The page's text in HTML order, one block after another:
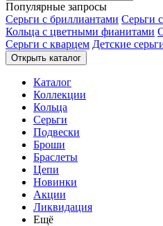
Популярные запросы
Серьги с бриллиантами Серьги
Кольца с цветными фианитами
Серьги с кварцем Детские
Открыть каталог
Каталог
Коллекции
Кольца
Серьги
Подвески
Броши
Браслеты
Цепи
Новинки
Акции
Ликвидация
Ещё